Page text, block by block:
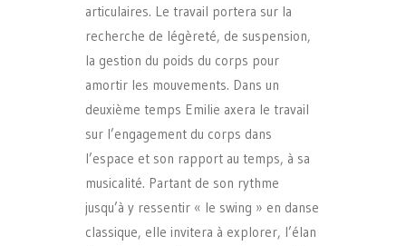
articulaires. Le travail portera sur la
recherche de légèreté, de suspension,
la gestion du poids du corps pour
amortir les mouvements. Dans un
deuxième temps Emilie axera le travail
sur l’engagement du corps dans
l’espace et son rapport au temps, à sa
musicalité. Partant de son rythme
jusqu’à y ressentir « le swing » en danse
classique, elle invitera à explorer, l’élan